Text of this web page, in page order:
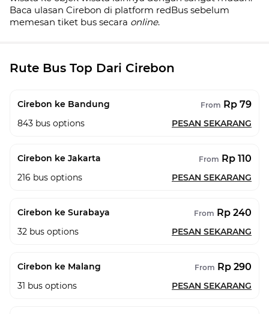
Baca ulasan Cirebon di platform redBus sebelum
memesan tiket bus secara online.
Rute Bus Top Dari Cirebon
Cirebon ke Bandung From Rp 79
843 bus options PESAN SEKARANG
Cirebon ke Jakarta From Rp 110
216 bus options PESAN SEKARANG
Cirebon ke Surabaya From Rp 240
32 bus options PESAN SEKARANG
Cirebon ke Malang From Rp 290
31 bus options PESAN SEKARANG